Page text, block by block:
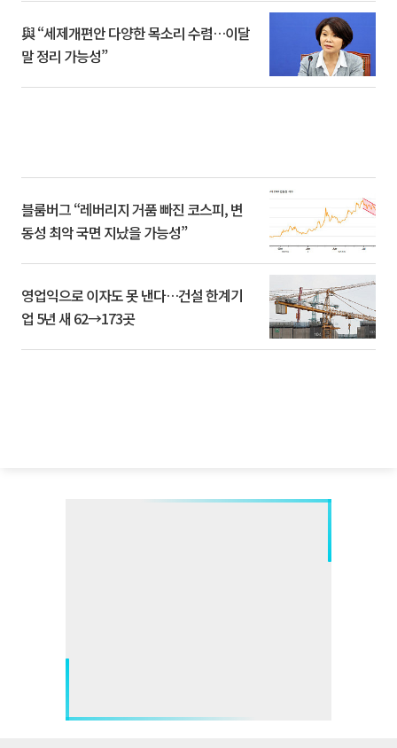
與 “세제개편안 다양한 목소리 수렴…이달
말 정리 가능성”
블룸버그 “레버리지 거품 빠진 코스피, 변
동성 최악 국면 지났을 가능성”
영업익으로 이자도 못 낸다…건설 한계기
업 5년 새 62→173곳